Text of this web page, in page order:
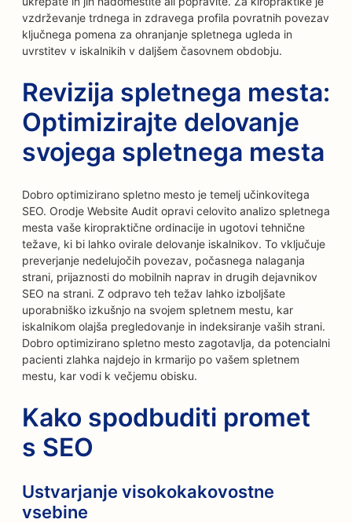
vzdrževanje trdnega in zdravega profila povratnih povezav
ključnega pomena za ohranjanje spletnega ugleda in
uvrstitev v iskalnikih v daljšem časovnem obdobju.
Revizija spletnega mesta:
Optimizirajte delovanje
svojega spletnega mesta
Dobro optimizirano spletno mesto je temelj učinkovitega
SEO. Orodje Website Audit opravi celovito analizo spletnega
mesta vaše kiropraktične ordinacije in ugotovi tehnične
težave, ki bi lahko ovirale delovanje iskalnikov. To vključuje
preverjanje nedelujočih povezav, počasnega nalaganja
strani, prijaznosti do mobilnih naprav in drugih dejavnikov
SEO na strani. Z odpravo teh težav lahko izboljšate
uporabniško izkušnjo na svojem spletnem mestu, kar
iskalnikom olajša pregledovanje in indeksiranje vaših strani.
Dobro optimizirano spletno mesto zagotavlja, da potencialni
pacienti zlahka najdejo in krmarijo po vašem spletnem
mestu, kar vodi k večjemu obisku.
Kako spodbuditi promet
s SEO
Ustvarjanje visokokakovostne
vsebine